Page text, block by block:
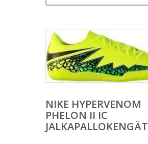
NIKE HYPERVENOM
PHELON II IC
JALKAPALLOKENGÄT